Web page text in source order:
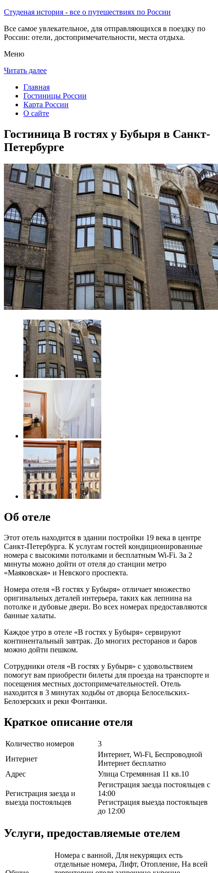
Студеная история - все о путешествиях по России
Все самое увлекательное, для отправляющихся в поездку по
России: отели, достопримечательности, места отдыха.
Меню
Читать далее
Главная
Гостиницы России
Карта России
О сайте
Гостиница В гостях у Бубыря в Санкт-
Петербурге
Об отеле
Этот отель находится в здании постройки 19 века в центре
Санкт-Петербурга. К услугам гостей кондиционированные
номера с высокими потолками и бесплатным Wi-Fi. За 2
минуты можно дойти от отеля до станции метро
«Маяковская» и Невского проспекта.
Номера отеля «В гостях у Бубыря» отличает множество
оригинальных деталей интерьера, таких как лепнина на
потолке и дубовые двери. Во всех номерах предоставляются
банные халаты.
Каждое утро в отеле «В гостях у Бубыря» сервируют
континентальный завтрак. До многих ресторанов и баров
можно дойти пешком.
Сотрудники отеля «В гостях у Бубыря» с удовольствием
помогут вам приобрести билеты для проезда на транспорте и
посещения местных достопримечательностей. Отель
находится в 3 минутах ходьбы от дворца Белосельских-
Белозерских и реки Фонтанки.
Краткое описание отеля
Количество номеров
3
Интернет
Интернет, Wi-Fi, Беспроводной
Интернет бесплатно
Адрес
Улица Стремянная 11 кв.10
Регистрация заезда и
выезда постояльцев
Регистрация заезда постояльцев с
14:00
Регистрация выезда постояльцев
до 12:00
Услуги, предоставляемые отелем
Номера с ванной, Для некурящих есть
отдельные номера, Лифт, Отопление, На всей